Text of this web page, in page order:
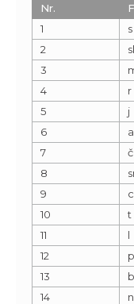
Nr.
1
s
2
3
4
r
5
j
6
7
č
8
9
c
10
t
11
l
12
p
13
b
14
n